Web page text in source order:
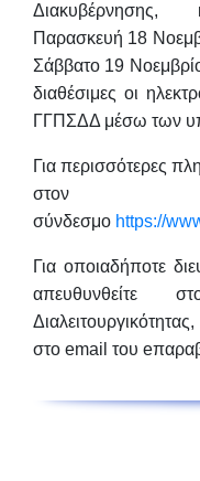
Παρασκευή 18
Σάββατο 19
διαθέσιμες οι
ΓΓΠΣΔΔ μέσω των
Για περισσότερες
στον
σύνδεσμο https://
Για οποιαδήποτε
απευθυνθείτε
στο email του